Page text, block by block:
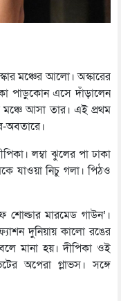
মঞ্চের আলো। অস্কারের
পাড়ুকোন এসে দাঁড়ালেন
মঞ্চে আসা তার। এই প্রথম
অবতারে।
লম্বা ঝুলের পা ঢাকা
যাওয়া নিচু গলা। পিঠও
মারমেড গাউন’।
দুনিয়ায় কালো রঙের
মানা হয়। দীপিকা ওই
অপেরা গ্লাভস। সঙ্গে